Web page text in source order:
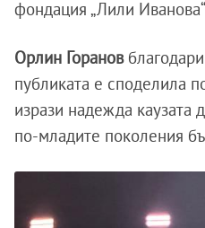
фондация „Лили
Орлин Горанов
публиката е споделила
изрази надежда каузата
по-младите поколения